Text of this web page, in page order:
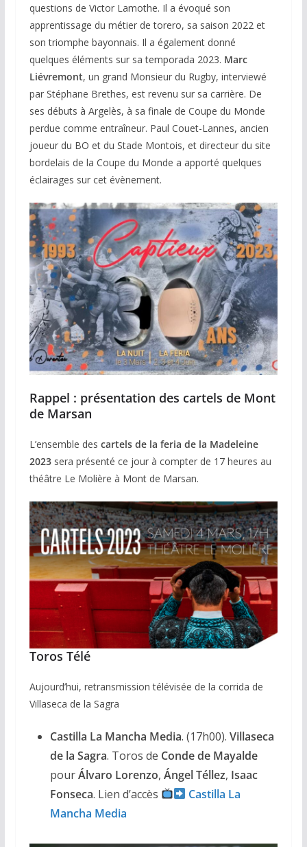
questions de Victor Lamothe. Il a évoqué son
apprentissage du métier de torero, sa saison 2022 et
son triomphe bayonnais. Il a également donné
quelques éléments sur sa temporada 2023. Marc
Liévremont, un grand Monsieur du Rugby, interviewé
par Stéphane Brethes, est revenu sur sa carrière. De
ses débuts à Argelès, à sa finale de Coupe du Monde
perdue comme entraîneur. Paul Couet-Lannes, ancien
joueur du BO et du Stade Montois, et directeur du site
bordelais de la Coupe du Monde a apporté quelques
éclairages sur cet évènement.
Rappel : présentation des cartels de Mont
de Marsan
L’ensemble des cartels de la feria de la Madeleine
2023sera présenté ce jour à compter de 17 heures au
théâtre Le Molière à Mont de Marsan.
Toros Télé
Aujourd’hui, retransmission télévisée de la corrida de
Villaseca de la Sagra
Castilla La Mancha Media. (17h00). Villaseca
de la Sagra. Toros de Conde de Mayalde
pourÁlvaro Lorenzo, ÁngelTéllez, Isaac
Fonseca. Lien d’accès
Castilla La
Mancha Media